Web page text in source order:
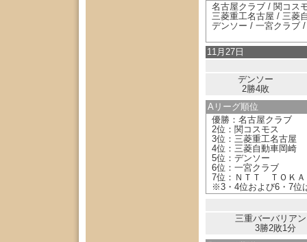
名古屋クラブ / 関コス
三菱重工名古屋 / 三菱
デンソー / 一宮クラブ
11月27日
デンソー
2勝4敗
Aリーグ順位
優勝：名古屋クラブ
2位：関コスモス
3位：三菱重工名古屋
4位：三菱自動車岡崎
5位：デンソー
6位：一宮クラブ
7位：ＮＴＴ ＴＯＫＡ
※3・4位および6・7位
三重バーバリア
3勝2敗1分